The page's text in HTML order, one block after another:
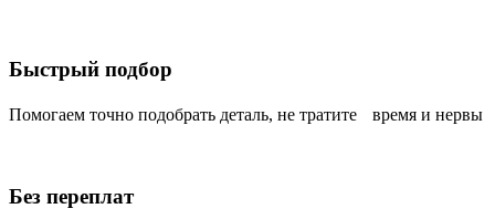
Быстрый подбор
Помогаем точно подобрать деталь, не тратите время и нервы
Без переплат